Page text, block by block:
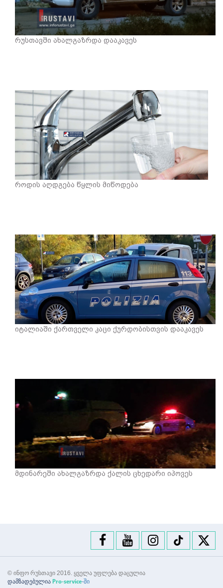
რუსთავში ახალგაზრდა დააკავეს
როდის აღდგება წყლის მიწოდება
იტალიაში ქართველი კაცი ქურდობისთვის დააკავეს
მდინარეში ახალგაზრდა ქალის ცხედარი იპოვეს
© ინფო რუსთავი 2016. ყველა უფლება დაცულია
დამზადებულია Pro-service-ში